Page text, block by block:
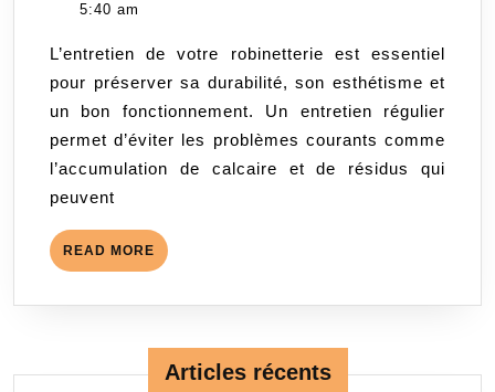
prolonger
la
durée
de
vie
5:40 am
L’entretien de votre robinetterie est essentiel
pour préserver sa durabilité, son esthétisme et
un bon fonctionnement. Un entretien régulier
permet d’éviter les problèmes courants comme
l’accumulation de calcaire et de résidus qui
peuvent
READ MORE READ
MORE
Articles récents